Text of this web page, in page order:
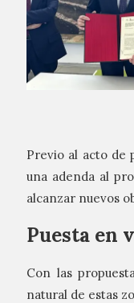
Previo al acto de
una adenda al
alcanzar nuevos
Puesta en
Con las
natural de estas